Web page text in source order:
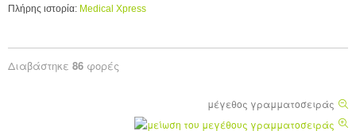
Πλήρης ιστορία: Medical Xpress
Διαβάστηκε 86 φορές
μέγεθος γραμματοσειράς